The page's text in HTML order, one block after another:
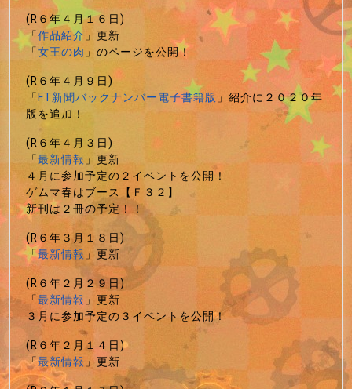
(R６年４月１６日)
「作品紹介」更新
「女王の肉」のページを公開！
(R６年４月９日)
「FT新聞バックナンバー電子書籍版」紹介に２０２０年
版を追加！
(R６年４月３日)
「最新情報」更新
４月に参加予定の２イベントを公開！
ゲムマ春はブース【Ｆ３２】
新刊は２冊の予定！！
(R６年３月１８日)
「最新情報」更新
(R６年２月２９日)
「最新情報」更新
３月に参加予定の３イベントを公開！
(R６年２月１４日)
「最新情報」更新